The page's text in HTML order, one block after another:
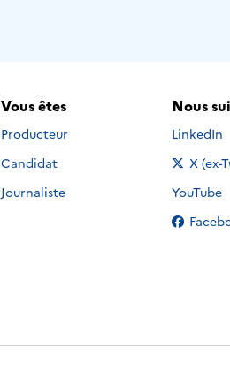
Vous êtes
Producteur
Candidat
Journaliste
Nous
Nous
LinkedIn
Nous
X (ex-
Nous
YouTube
Nous